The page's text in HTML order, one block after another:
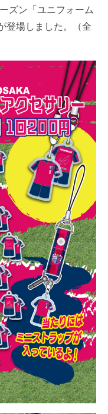
ズン「ユニフォーム
登場しました。（全